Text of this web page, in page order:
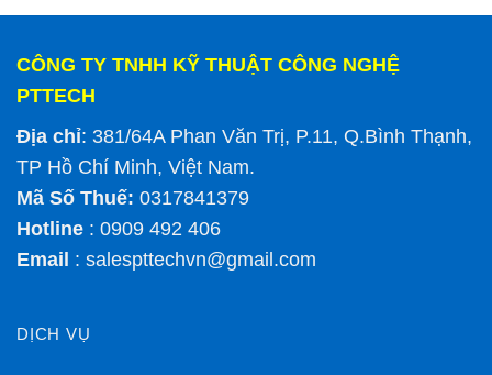
CÔNG TY TNHH KỸ THUẬT CÔNG NGHỆ
PTTECH
Địa chỉ: 381/64A Phan Văn Trị, P.11, Q.Bình Thạnh,
TP Hồ Chí Minh, Việt Nam.
Mã Số Thuế: 0317841379
Hotline : 0909 492 406
Email : salespttechvn@gmail.com
DỊCH VỤ